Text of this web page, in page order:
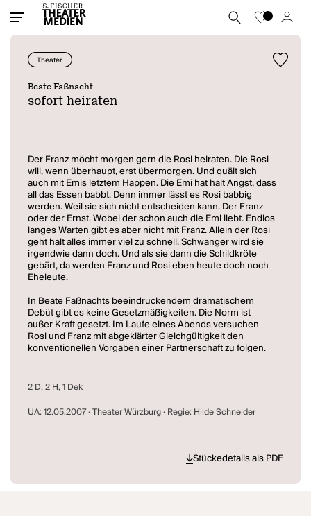
Theater
Beate Faßnacht
sofort heiraten
Der Franz möcht morgen gern die Rosi heiraten. Die Rosi
will, wenn überhaupt, erst übermorgen. Und quält sich
auch mit Emis letztem Happen. Die Emi hat halt Angst, dass
all das Essen babbt. Denn immer lässt es Rosi babbig
werden. Weil sie sich nicht entscheiden kann. Der Franz
oder der Ernst. Wobei der schon auch die Emi liebt. Endlos
langes Warten gibt es aber nicht mit Franz. Allein der Rosi
geht halt alles immer viel zu schnell. Schwanger wird sie
irgendwie dann doch. Und als sie dann die Schildkröte
gebärt, da werden Franz und Rosi eben heute doch noch
Eheleute.
In Beate Faßnachts beeindruckendem dramatischem
Debüt gibt es keine Gesetzmäßigkeiten. Die Norm ist
außer Kraft gesetzt. Im Laufe eines Abends versuchen
Rosi und Franz mit abgeklärter Gleichgültigkeit den
konventionellen Vorgaben einer Partnerschaft zu folgen.
die praktizierte Normalität an Absurdität kaum mehr zu
übertreffen ist.
„Aus dem Spiel mit Klischees, Konventionen und
Gesellschaft auslotet, die zwar auf stabile
(Paar-)Beziehungen setzt, aber kaum Strategien zur
2 D, 2 H, 1 Dek
UA: 12.05.2007 · Theater Würzburg · Regie: Hilde Schneider
Stückedetails als PDF